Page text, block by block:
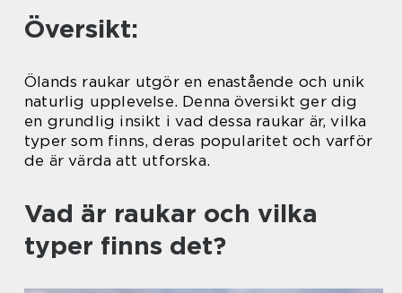
Översikt:
Ölands raukar utgör en enastående och unik
naturlig upplevelse. Denna översikt ger dig
en grundlig insikt i vad dessa raukar är, vilka
typer som finns, deras popularitet och varför
de är värda att utforska.
Vad är raukar och vilka
typer finns det?